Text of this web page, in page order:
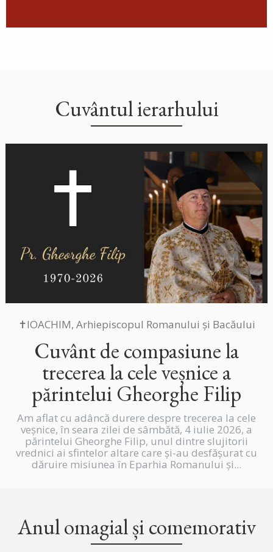
Cuvântul ierarhului
✝IOACHIM, Arhiepiscopul Romanului și Bacăului
Cuvânt de compasiune la
trecerea la cele veșnice a
părintelui Gheorghe Filip
Am aflat cu adâncă durere despre trecerea la cele
veșnice, în seara zilei de sâmbătă, 4 iulie 2026, a
părintelui Gheorghe Filip, unul dintre slujitorii
vrednici ai sfintelor altare care și-au desfășurat cu
dăruire misiunea în Eparhia Romanului și...
Anul omagial și comemorativ